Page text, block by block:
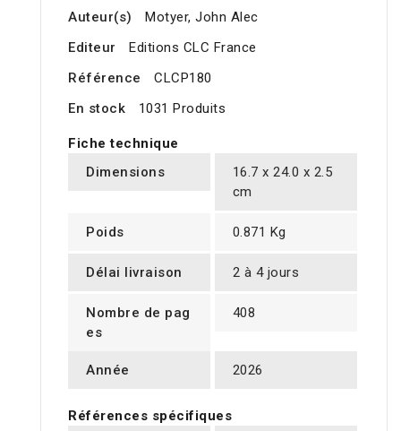
Auteur(s)
Motyer, John Alec
Editeur
Editions CLC France
Référence
CLCP180
En stock
1031 Produits
Fiche technique
Dimensions
16.7 x 24.0 x 2.5
cm
Poids 0.871 Kg
Délai livraison 2 à 4 jours
Nombre de pag
es
408
Année 2026
Références spécifiques